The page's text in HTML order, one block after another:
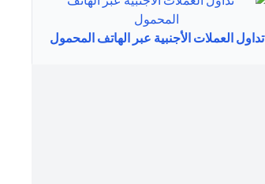
تداول العملات الأجنبية عبر الهاتف المحمول